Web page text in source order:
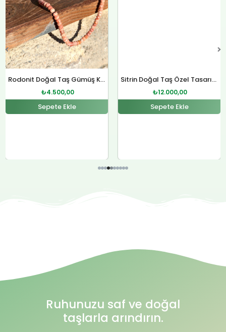
Rodonit Doğal Taş Gümüş Kolye
₺4.500,00
Sepete Ekle
Ruhunuzu saf ve doğal
taşlarla arındırın.